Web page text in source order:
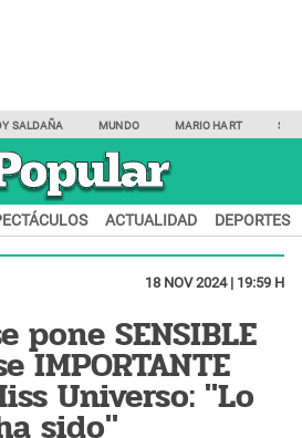
SALDAÑA MUNDO MARIO HART
ACTUALIDAD DEPORTES
18 NOV 2024 | 19:59 H
pone SENSIBLE
IMPORTANTE
Universo: "Lo
sido"